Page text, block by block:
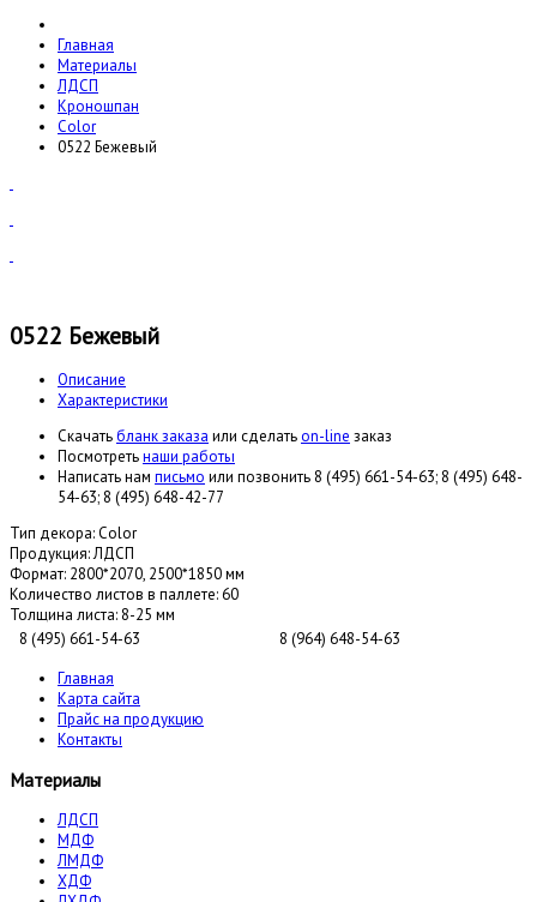
Главная
Материалы
ЛДСП
Кроношпан
Color
0522 Бежевый
0522 Бежевый
Описание
Характеристики
Cкачатьбланк заказа или сделатьon-line заказ
Посмотретьнаши работы
Написать нам письмо или позвонить 8 (495) 661-54-63; 8 (495) 648-
54-63; 8 (495) 648-42-77
Тип декора:Color
Продукция:ЛДСП
Формат: 2800*2070, 2500*1850 мм
Количество листов в паллете:60
Толщина листа: 8-25 мм
8 (495) 661-54-63
8 (964) 648-54-63
Главная
Карта сайта
Прайс на продукцию
Контакты
Материалы
ЛДСП
МДФ
ЛМДФ
ХДФ